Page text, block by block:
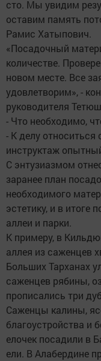
сто. Мы увидим
оставим память
Рамис Хатыпович.
«Посадочный
количестве.
новом месте. Все
удовлетворим», -
руководителя
- Что необходимо,
- К делу относиться
инструктаж
С энтузиазмом
заранее план
необходимого
эстетику, и в итоге
аллеи и парки.
К примеру, в
аллея из саженцев
Больших Тарханах
саженцев рябины,
прописались три
Саженцы калины,
благоустройства
елочек посадили в
ели. В Алабердине